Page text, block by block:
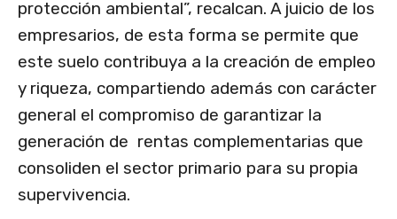
protección ambiental”, recalcan. A juicio de los
empresarios, de esta forma se permite que
este suelo contribuya a la creación de empleo
y riqueza, compartiendo además con carácter
general el compromiso de garantizar la
generación de rentas complementarias que
consoliden el sector primario para su propia
supervivencia.